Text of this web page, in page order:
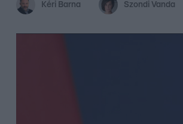
Kéri Barna Szondi Vanda